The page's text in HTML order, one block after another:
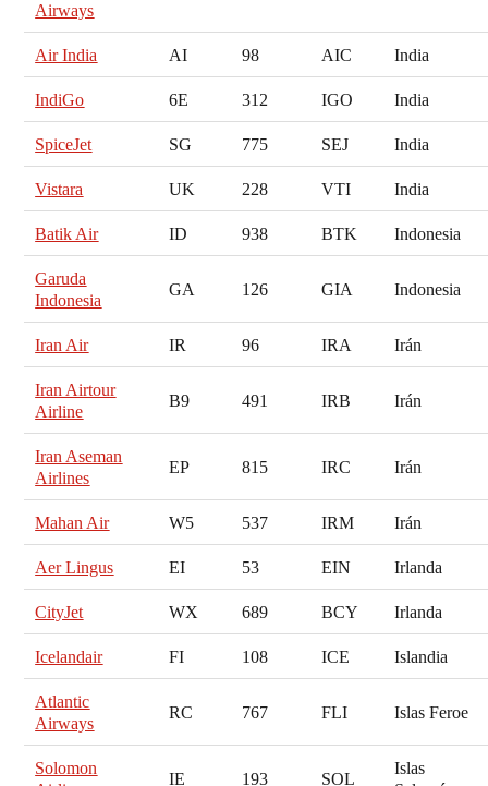
Airways
Air India AI 98 AIC India
IndiGo 6E 312 IGO India
SpiceJet SG 775 SEJ India
Vistara UK 228 VTI India
Batik Air ID 938 BTK Indonesia
Garuda
Indonesia
GA 126 GIA Indonesia
Iran Air IR 96 IRA Irán
Iran Airtour
Airline
B9 491 IRB Irán
Iran Aseman
Airlines
EP 815 IRC Irán
Mahan Air W5 537 IRM Irán
Aer Lingus EI 53 EIN Irlanda
CityJet WX 689 BCY Irlanda
Icelandair FI 108 ICE Islandia
Atlantic
Airways
RC 767 FLI Islas Feroe
Solomon
IE 193 SOL
Islas